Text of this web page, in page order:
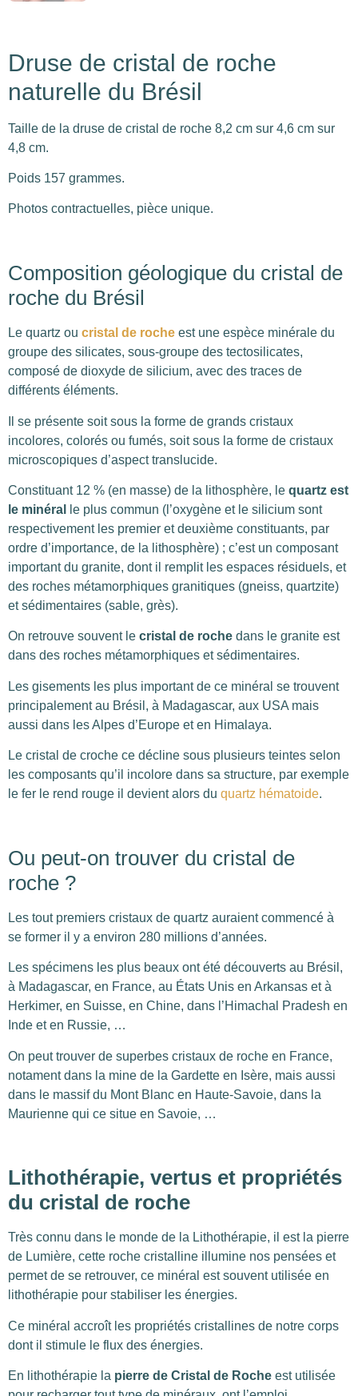
Druse de cristal de roche
naturelle du Brésil
Taille de la druse de cristal de roche 8,2 cm sur 4,6 cm sur
4,8 cm.
Poids 157 grammes.
Photos contractuelles, pièce unique.
Composition géologique du cristal de
roche du Brésil
Le quartz ou cristal de roche est une espèce minérale du
groupe des silicates, sous-groupe des tectosilicates,
composé de dioxyde de silicium, avec des traces de
différents éléments.
Il se présente soit sous la forme de grands cristaux
incolores, colorés ou fumés, soit sous la forme de cristaux
microscopiques d’aspect translucide.
Constituant 12 % (en masse) de la lithosphère, le quartz est
le minéral
le plus commun (l’oxygène et le silicium sont
respectivement les premier et deuxième constituants, par
ordre d’importance, de la lithosphère) ; c’est un composant
important du granite, dont il remplit les espaces résiduels, et
des roches métamorphiques granitiques (gneiss, quartzite)
et sédimentaires (sable, grès).
On retrouve souvent le cristal de roche dans le granite est
dans des roches métamorphiques et sédimentaires.
Les gisements les plus important de ce minéral se trouvent
principalement au Brésil, à Madagascar, aux USA mais
aussi dans les Alpes d’Europe et en Himalaya.
Le cristal de croche ce décline sous plusieurs teintes selon
les composants qu’il incolore dans sa structure, par exemple
le fer le rend rouge il devient alors du quartz hématoide.
Ou peut-on trouver du cristal de
roche ?
Les tout premiers cristaux de quartz auraient commencé à
se former il y a environ 280 millions d’années.
Les spécimens les plus beaux ont été découverts au Brésil,
à Madagascar, en France, au États Unis en Arkansas et à
Herkimer, en Suisse, en Chine, dans l’Himachal Pradesh en
Inde et en Russie, …
On peut trouver de superbes cristaux de roche en France,
notament dans la mine de la Gardette en Isère, mais aussi
dans le massif du Mont Blanc en Haute-Savoie, dans la
Maurienne qui ce situe en Savoie, …
Lithothérapie, vertus et propriétés
du cristal de roche
Très connu dans le monde de la Lithothérapie, il est la pierre
de Lumière, cette roche cristalline illumine nos pensées et
permet de se retrouver, ce minéral est souvent utilisée en
lithothérapie pour stabiliser les énergies.
Ce minéral accroît les propriétés cristallines de notre corps
dont il stimule le flux des énergies.
En lithothérapie la pierre de Cristal de Roche est utilisée